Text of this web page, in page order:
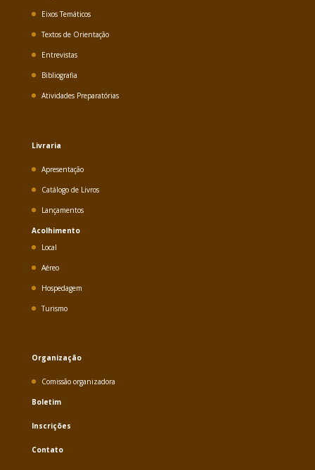
Eixos Temáticos
Textos de Orientação
Entrevistas
Bibliografia
Atividades Preparatórias
Livraria
Apresentação
Catálogo de Livros
Lançamentos
Acolhimento
Local
Aéreo
Hospedagem
Turismo
Organização
Comissão organizadora
Boletim
Inscrições
Contato